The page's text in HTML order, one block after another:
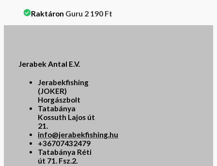
Raktáron Guru 2 190 Ft
Jerabek Antal E.V.
Jerabekfishing
(JOKER)
Horgászbolt
Tatabánya
Kossuth Lajos út
21.
info@jerabekfishing.hu
+36707432479
Tatabánya Réti
út 71. Fsz.2.